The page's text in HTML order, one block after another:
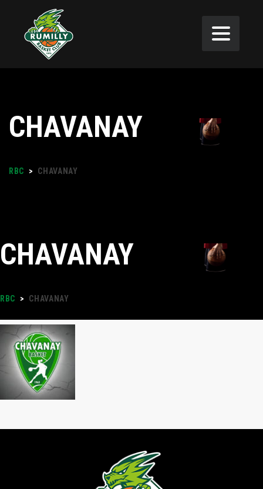
CHAVANAY
RBC > CHAVANAY
CHAVANAY
RBC > CHAVANAY